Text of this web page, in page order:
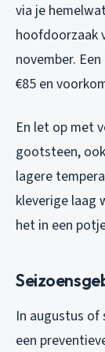
via je
hoofdoorzaak
november.
€85 en
En let op met
gootsteen,
lagere
kleverige laag
het in een
In augustus
een